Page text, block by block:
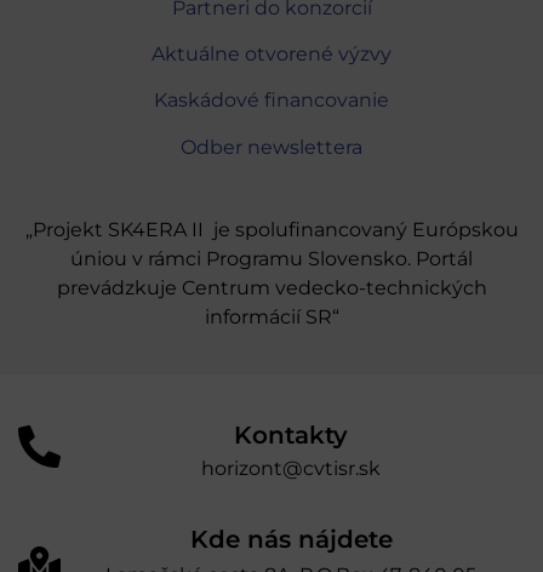
Partneri do konzorcií
Aktuálne otvorené výzvy
Kaskádové financovanie
Odber newslettera
„Projekt SK4ERA II je spolufinancovaný Európskou
úniou v rámci Programu Slovensko. Portál
prevádzkuje Centrum vedecko-technických
informácií SR“
Kontakty
horizont@cvtisr.sk
Kde nás nájdete